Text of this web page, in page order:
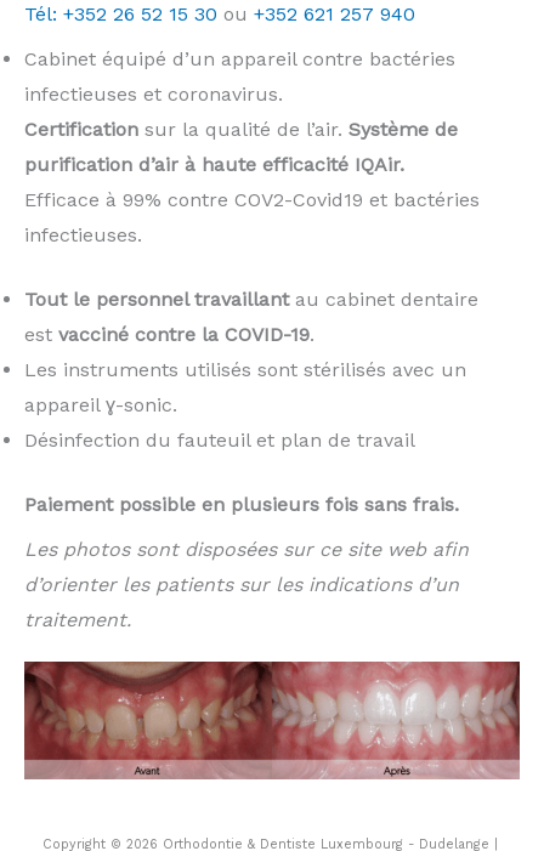
Tél: +352 26 52 15 30 ou +352 621 257 940
Cabinet équipé d’un appareil contre bactéries
infectieuses et coronavirus.
Certification sur la qualité de l’air. Système de
purification d’air à haute efficacité IQAir.
Efficace à 99% contre COV2-Covid19 et bactéries
infectieuses.
Tout le personnel travaillantau cabinet dentaire
est vacciné contre la COVID-19.
Les instruments utilisés sont stérilisés avec un
appareil ɣ-sonic.
Désinfection du fauteuil et plan de travail
Paiement possible en plusieurs fois sans frais.
Les photos sont disposées sur ce site web afin
d’orienter les patients sur les indications d’un
traitement.
Copyright © 2026 Orthodontie & Dentiste Luxembourg - Dudelange |